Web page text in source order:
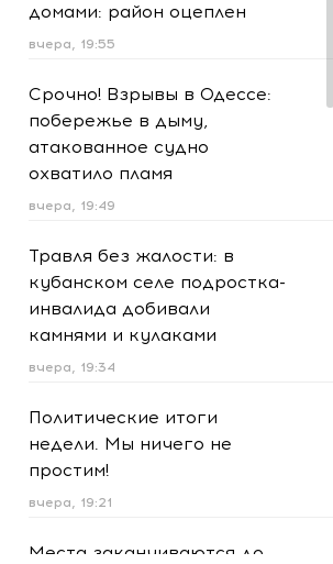
домами: район оцеплен
вчера, 19:55
Срочно! Взрывы в Одессе:
побережье в дыму,
атакованное судно
охватило пламя
вчера, 19:49
Травля без жалости: в
кубанском селе подростка-
инвалида добивали
камнями и кулаками
вчера, 19:34
Политические итоги
недели. Мы ничего не
простим!
вчера, 19:21
Места заканчиваются до